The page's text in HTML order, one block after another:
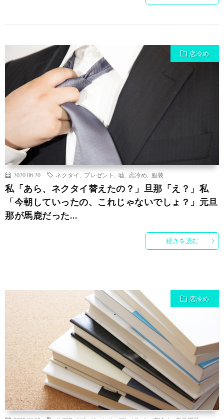
恋冷め
2020.06.20 ネクタイ プレゼント 嘘 恋冷め 服装
私「あら、ネクタイ替えたの？」旦那「え？」私
「今朝していったの、これじゃないでしょ？」元旦
那が馬鹿だった…
続きを読む
恋冷め